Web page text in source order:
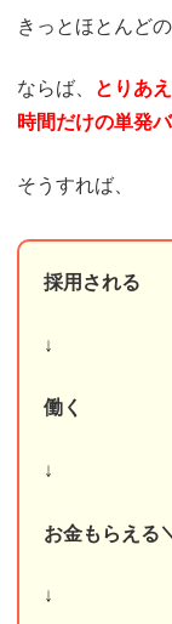
きっとほとんど
ならば、 とりあ
時間だけの単発
そうすれば、
採用される
↓
働く
↓
お金もらえる
↓